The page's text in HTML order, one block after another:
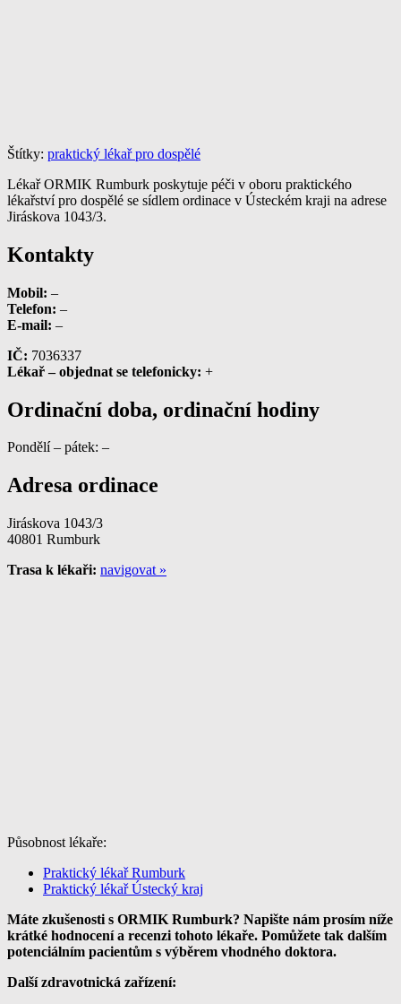
Štítky: praktický lékař pro dospělé
Lékař ORMIK Rumburk poskytuje péči v oboru praktického
lékařství pro dospělé se sídlem ordinace v Ústeckém kraji na adrese
Jiráskova 1043/3.
Kontakty
Mobil: –
Telefon: –
E-mail: –
IČ: 7036337
Lékař – objednat se telefonicky: +
Ordinační doba, ordinační hodiny
Pondělí – pátek: –
Adresa ordinace
Jiráskova 1043/3
40801 Rumburk
Trasa k lékaři: navigovat »
Působnost lékaře:
Praktický lékař Rumburk
Praktický lékař Ústecký kraj
Máte zkušenosti s ORMIK Rumburk? Napište nám prosím níže
krátké hodnocení a recenzi tohoto lékaře. Pomůžete tak dalším
potenciálním pacientům s výběrem vhodného doktora.
Další zdravotnická zařízení: